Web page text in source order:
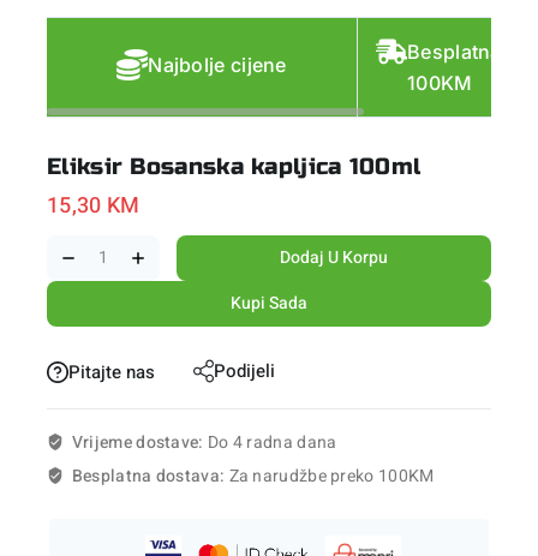
Najbolje cijene
Besplatna
100KM
Eliksir Bosanska kapljica 100ml
15,30 KM
Dodaj U Korpu
Kupi Sada
Pitajte nas Podijeli
Vrijeme dostave: Do 4 radna dana
Besplatna dostava: Za narudžbe preko 100KM